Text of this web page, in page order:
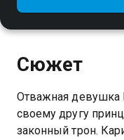
Сюжет
Отважная девушка
своему другу
законный трон.